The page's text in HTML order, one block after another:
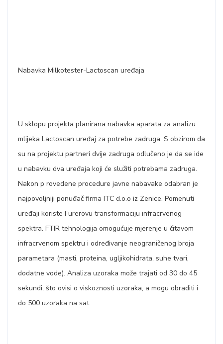
Nabavka Milkotester-Lactoscan uređaja
U sklopu projekta planirana nabavka aparata za analizu
mlijeka Lactoscan uređaj za potrebe zadruga. S obzirom da
su na projektu partneri dvije zadruga odlučeno je da se ide
u nabavku dva uređaja koji će služiti potrebama zadruga.
Nakon p rovedene procedure javne nabavake odabran je
najpovoljniji ponuđač firma ITC d.o.o iz Zenice. Pomenuti
uređaji koriste Furerovu transformaciju infracrvenog
spektra. FTIR tehnologija omogućuje mjerenje u čitavom
infracrvenom spektru i određivanje neograničenog broja
parametara (masti, proteina, ugljikohidrata, suhe tvari,
dodatne vode). Analiza uzoraka može trajati od 30 do 45
sekundi, što ovisi o viskoznosti uzoraka, a mogu obraditi i
do 500 uzoraka na sat.